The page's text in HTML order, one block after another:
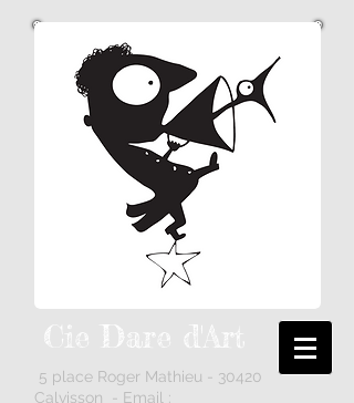
Cie Dare d'Art
5 place Roger Mathieu - 30420
Calvisson - Email :